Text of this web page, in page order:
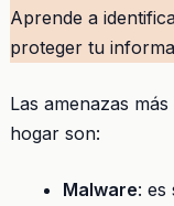
Aprende a
proteger tu
Las amenazas
hogar son:
Malware: es